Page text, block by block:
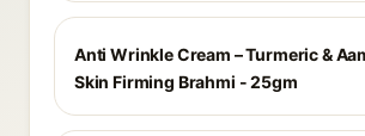
Anti Wrinkle Cream – Turmeric &
Skin Firming Brahmi - 25gm